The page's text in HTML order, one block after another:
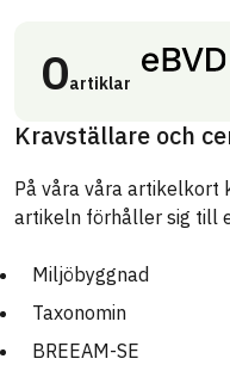
0artiklar
Kravställare och
På våra våra artikelkort
artikeln förhåller sig till
Miljöbyggnad
Taxonomin
BREEAM-SE